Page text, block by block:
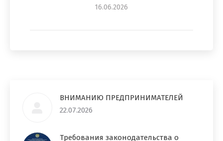
16.06.2026
ВНИМАНИЮ ПРЕДПРИНИМАТЕЛЕЙ
22.07.2026
Требования законодательства о